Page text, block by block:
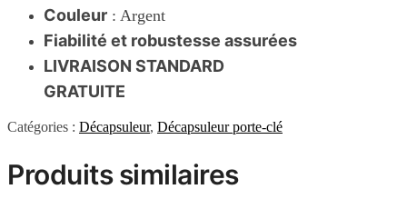
Couleur : Argent
Fiabilité et robustesse assurées
LIVRAISON STANDARD
GRATUITE
Catégories : Décapsuleur, Décapsuleur porte-clé
Produits similaires